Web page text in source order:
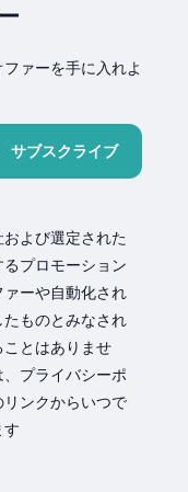
ァーを手に入れよ
サブスクライブ
よび選定された
プロモーション
ーや自動化され
ものとみなされ
とはありませ
プライバシーポ
ンクからいつで
す